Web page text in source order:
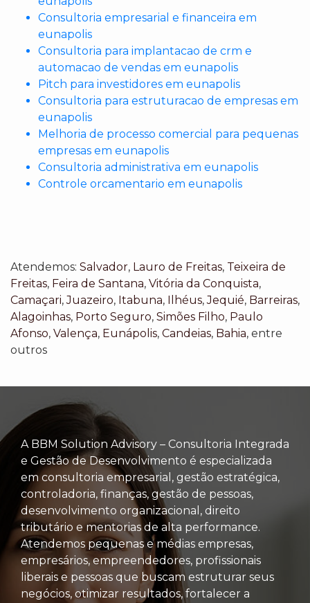
Consultoria empresarial e financeira em
eunapolis
Consultoria para implantacao de crm e
automacao de vendas em eunapolis
Pitch para investidores em eunapolis
Consultoria para estruturacao de empresas em
eunapolis
Melhoria de processo comercial para pequenas
empresas em eunapolis
Consultoria administrativa em eunapolis
Controle orcamentario em eunapolis
Atendemos: Salvador, Lauro de Freitas, Teixeira de
Freitas, Feira de Santana, Vitória da Conquista,
Camaçari,Juazeiro, Itabuna, Ilhéus,Jequié, Barreiras,
Alagoinhas, Porto Seguro, Simões Filho, Paulo
Afonso, Valença, Eunápolis, Candeias, Bahia, entre
outros
A BBM Solution Advisory – Consultoria Integrada
e Gestão de Desenvolvimento é especializada
em consultoria empresarial, gestão estratégica,
controladoria, finanças, gestão de pessoas,
desenvolvimento organizacional, direito
tributário e mentorias de alta performance.
Atendemos pequenas e médias empresas,
empresários, empreendedores, profissionais
liberais e pessoas que buscam estruturar seus
negócios, otimizar resultados, fortalecer a